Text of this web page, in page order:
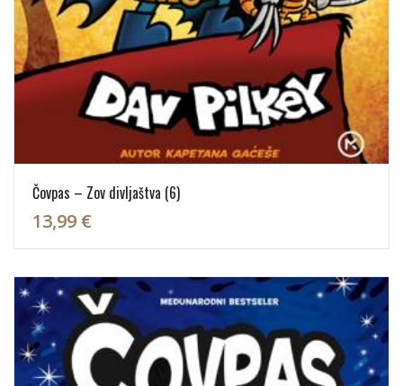
Čovpas – Zov divljaštva (6)
13,99 €